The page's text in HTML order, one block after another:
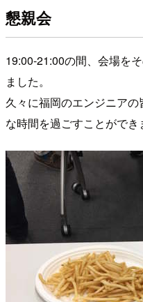
懇親会
19:00-21:00の間、会場を
ました。
久々に福岡のエンジニア
な時間を過ごすことができ